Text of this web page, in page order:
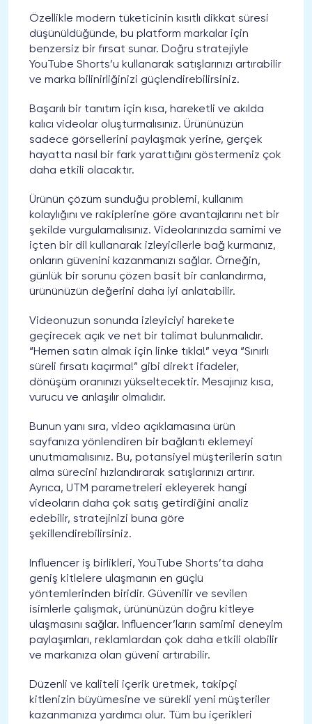
Özellikle modern tüketicinin kısıtlı dikkat süresi
düşünüldüğünde, bu platform markalar için
benzersiz bir fırsat sunar. Doğru stratejiyle
YouTube Shorts’u kullanarak satışlarınızı artırabilir
ve marka bilinirliğinizi güçlendirebilirsiniz.
Başarılı bir tanıtım için kısa, hareketli ve akılda
kalıcı videolar oluşturmalısınız. Ürününüzün
sadece görsellerini paylaşmak yerine, gerçek
hayatta nasıl bir fark yarattığını göstermeniz çok
daha etkili olacaktır.
Ürünün çözüm sunduğu problemi, kullanım
kolaylığını ve rakiplerine göre avantajlarını net bir
şekilde vurgulamalısınız. Videolarınızda samimi ve
içten bir dil kullanarak izleyicilerle bağ kurmanız,
onların güvenini kazanmanızı sağlar. Örneğin,
günlük bir sorunu çözen basit bir canlandırma,
ürününüzün değerini daha iyi anlatabilir.
Videonuzun sonunda izleyiciyi harekete
geçirecek açık ve net bir talimat bulunmalıdır.
“Hemen satın almak için linke tıkla!” veya “Sınırlı
süreli fırsatı kaçırma!” gibi direkt ifadeler,
dönüşüm oranınızı yükseltecektir. Mesajınız kısa,
vurucu ve anlaşılır olmalıdır.
Bunun yanı sıra, video açıklamasına ürün
sayfanıza yönlendiren bir bağlantı eklemeyi
unutmamalısınız. Bu, potansiyel müşterilerin satın
alma sürecini hızlandırarak satışlarınızı artırır.
Ayrıca, UTM parametreleri ekleyerek hangi
videoların daha çok satış getirdiğini analiz
edebilir, stratejinizi buna göre
şekillendirebilirsiniz.
Influencer iş birlikleri, YouTube Shorts’ta daha
geniş kitlelere ulaşmanın en güçlü
yöntemlerinden biridir. Güvenilir ve sevilen
isimlerle çalışmak, ürününüzün doğru kitleye
ulaşmasını sağlar. Influencer’ların samimi deneyim
paylaşımları, reklamlardan çok daha etkili olabilir
ve markanıza olan güveni artırabilir.
Düzenli ve kaliteli içerik üretmek, takipçi
kitlenizin büyümesine ve sürekli yeni müşteriler
kazanmanıza yardımcı olur. Tüm bu içerikleri